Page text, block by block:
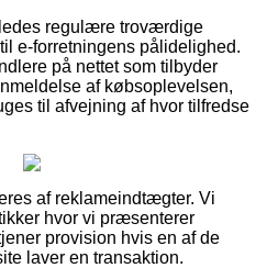
regulære troværdige
e-forretningens pålidelighed.
på nettet som tilbyder
af købsoplevelsen,
til afvejning af hvor tilfredse
af reklameindtægter. Vi
hvor vi præsenterer
provision hvis en af de
laver en transaktion.